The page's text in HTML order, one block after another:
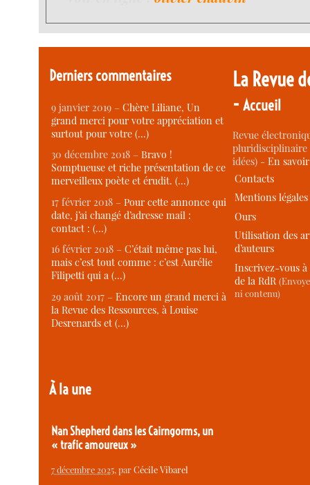
Derniers commentaires
9 janvier 2019 –Chère Liliane, Un
grand merci pour votre appréciation et
surtout pour votre (…)
30 décembre 2018 –Bravo !
Somptueuse et riche présentation de ce
merveilleux poète et érudit. (…)
17 février 2018 –Pour cette annonce qui
date, j’ai changé d’adresse mail :
contact : (…)
16 février 2018 –C’était même pas lui,
mais c’est tout comme : c’est Aurélie
Filipetti qui a (…)
29 août 2017 –Encore un grand merci à
la Revue des Ressources, à Louise
Desrenards et (…)
À la une
Nan Shepherd dans les Cairngorms, un
« trafic amoureux »
7 décembre 2025, parCécile Vibarel
La Revue
-Accueil
Revue
idées) -En
Contacts
Mentions légales
Ours
Utilisation des
d’auteurs
Inscrivez-vous
de la RdR
ni contenu)